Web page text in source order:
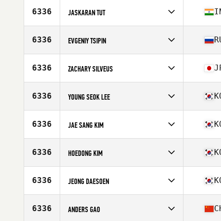
6336 JASKARAN TUT
Age
29
Stats
6336 EVGENIY TSIPIN
Age
30
6336 ZACHARY SILVEUS
Age
34
Stats
6336 YOUNG SEOK LEE
Age
31
Stats
6336 JAE SANG KIM
Age
23
6336 HOEDONG KIM
Age
24
6336 JEONG DAESOEN
Age
35
6336 ANDERS GAO